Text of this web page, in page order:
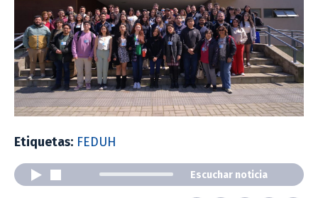
Etiquetas: FEDUH
Escuchar noticia